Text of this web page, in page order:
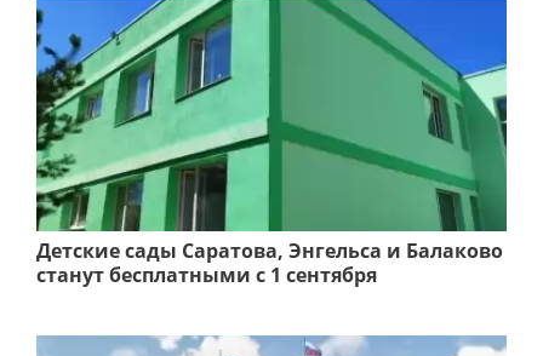
Детские сады Саратова, Энгельса и Балаково
станут бесплатными с 1 сентября